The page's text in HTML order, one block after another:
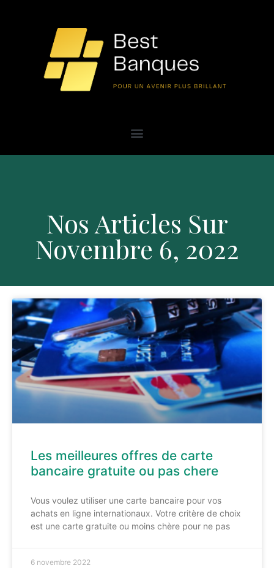
Nos Articles Sur
Novembre 6, 2022
Les meilleures offres de carte
bancaire gratuite ou pas chere
Vous voulez utiliser une carte bancaire pour vos
achats en ligne internationaux. Votre critère de choix
est une carte gratuite ou moins chère pour ne pas
6 novembre 2022